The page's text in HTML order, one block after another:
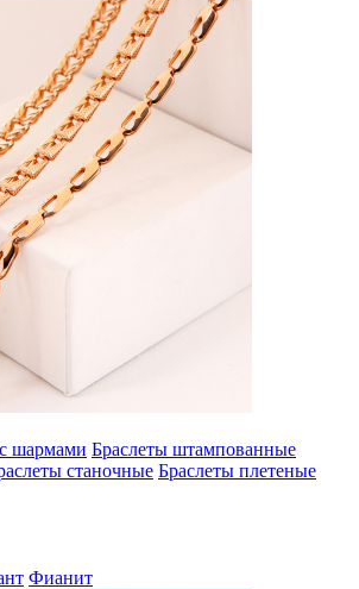
шармами Браслеты штампованные
станочные Браслеты плетеные
Фианит